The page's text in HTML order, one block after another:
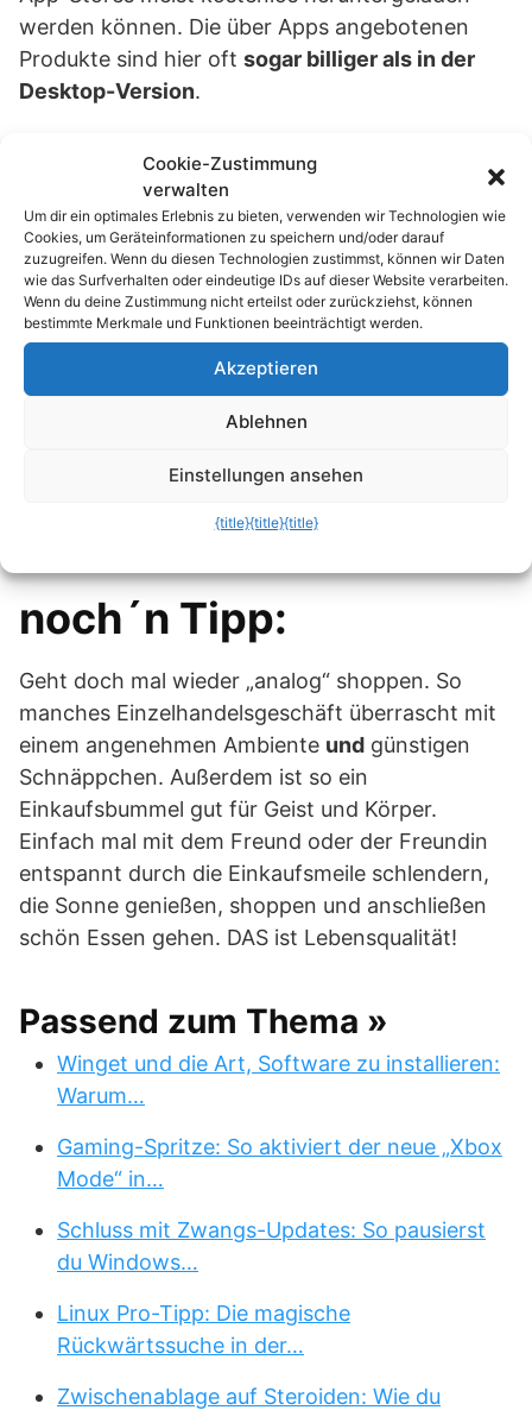
werden können. Die über Apps angebotenen
Produkte sind hier oft sogar billiger als in der
Desktop-Version.
Der Grund: Über den Web-Browser des Desktop-
PC´s ist ein Wechsel zu anderen Shops viel
leichter und komfortabler als auf Tablet´s und
Handys. Bei der Nutzung von Mobilgeräten
verweilen die potentiellen Käufer länger in einem
Shop und das wollen die Anbieter honorieren.
Fazit:
Augen auf beim Online-Einkauf, die Shopping-
nochmals vergleichen .
noch´n Tipp:
Geht doch mal wieder „analog“ shoppen. So
manches Einzelhandelsgeschäft überrascht mit
einem angenehmen Ambiente und günstigen
Schnäppchen. Außerdem ist so ein
Einkaufsbummel gut für Geist und Körper.
Einfach mal mit dem Freund oder der Freundin
entspannt durch die Einkaufsmeile schlendern,
die Sonne genießen, shoppen und anschließen
schön Essen gehen. DAS ist Lebensqualität!
Passend zum Thema »
Winget und die Art, Software zu installieren:
Warum…
Gaming-Spritze: So aktiviert der neue „Xbox
Mode“ in…
Schluss mit Zwangs-Updates: So pausierst
du Windows…
Linux Pro-Tipp: Die magische
Rückwärtssuche in der…
Zwischenablage auf Steroiden: Wie du
Cookie-Zustimmung
verwalten
Um dir ein optimales Erlebnis zu bieten, verwenden wir Technologien wie
Cookies, um Geräteinformationen zu speichern und/oder darauf
zuzugreifen. Wenn du diesen Technologien zustimmst, können wir Daten
wie das Surfverhalten oder eindeutige IDs auf dieser Website verarbeiten.
Wenn du deine Zustimmung nicht erteilst oder zurückziehst, können
bestimmte Merkmale und Funktionen beeinträchtigt werden.
Akzeptieren
Ablehnen
Einstellungen ansehen
{title}{title}{title}